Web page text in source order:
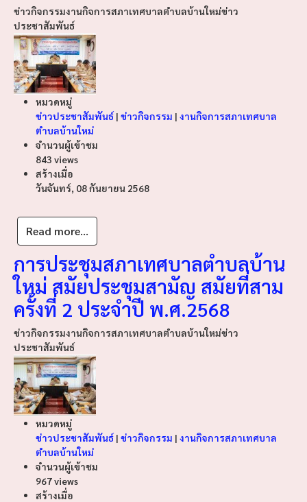
ข่าวกิจกรรมงานกิจการสภาเทศบาลตำบลบ้านใหม่ข่าว
ประชาสัมพันธ์
หมวดหมู่
ข่าวประชาสัมพันธ์ | ข่าวกิจกรรม | งานกิจการสภาเทศบาล
ตำบลบ้านใหม่
จำนวนผู้เข้าชม
843 views
สร้างเมื่อ
วันจันทร์, 08 กันยายน 2568
Read more...
การประชุมสภาเทศบาลตำบลบ้าน
ใหม่ สมัยประชุมสามัญ สมัยที่สาม
ครั้งที่ 2 ประจำปี พ.ศ.2568
ข่าวกิจกรรมงานกิจการสภาเทศบาลตำบลบ้านใหม่ข่าว
ประชาสัมพันธ์
หมวดหมู่
ข่าวประชาสัมพันธ์ | ข่าวกิจกรรม | งานกิจการสภาเทศบาล
ตำบลบ้านใหม่
จำนวนผู้เข้าชม
967 views
สร้างเมื่อ